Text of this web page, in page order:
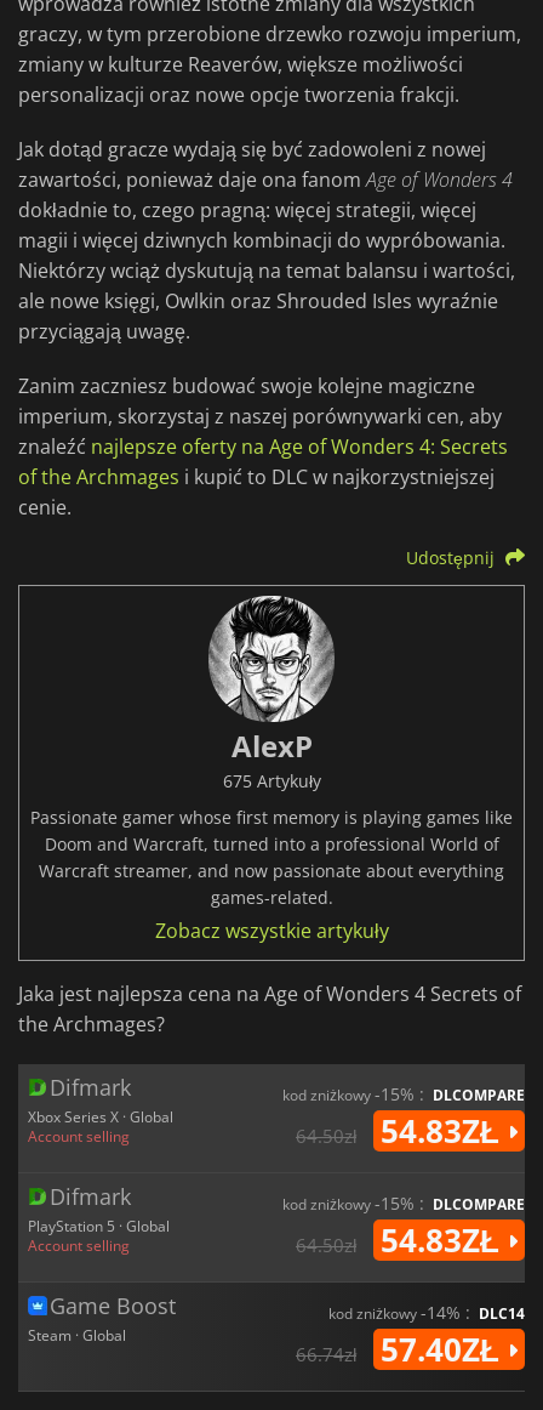
graczy, w tym przerobione drzewko rozwoju imperium,
zmiany w kulturze Reaverów, większe możliwości
personalizacji oraz nowe opcje tworzenia frakcji.
Jak dotąd gracze wydają się być zadowoleni z nowej
zawartości, ponieważ daje ona fanomAge of Wonders 4
dokładnie to, czego pragną: więcej strategii, więcej
magii i więcej dziwnych kombinacji do wypróbowania.
Niektórzy wciąż dyskutują na temat balansu i wartości,
ale nowe księgi, Owlkin oraz Shrouded Isles wyraźnie
przyciągają uwagę.
Zanim zaczniesz budować swoje kolejne magiczne
imperium, skorzystaj z naszej porównywarki cen, aby
znaleźć najlepsze oferty na Age of Wonders 4: Secrets
of the Archmages i kupić to DLC w najkorzystniejszej
cenie.
Udostępnij
AlexP
675 Artykuły
Passionate gamer whose first memory is playing games like
Doom and Warcraft, turned into a professional World of
Warcraft streamer, and now passionate about everything
games-related.
Zobacz wszystkie artykuły
Jaka jest najlepsza cena na Age of Wonders 4 Secrets of
the Archmages?
Difmark
Xbox Series X · Global
Account selling
kod zniżkowy-15% : DLCOMPARE
64.50zł 54.83ZŁ
Difmark
PlayStation 5 · Global
Account selling
kod zniżkowy-15% : DLCOMPARE
64.50zł 54.83ZŁ
Game Boost
Steam · Global
kod zniżkowy-14% : DLC14
66.74zł 57.40ZŁ